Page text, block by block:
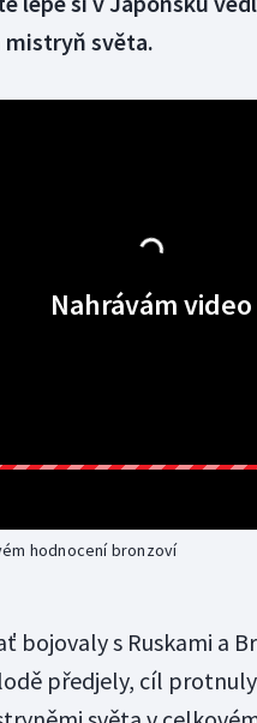
světa.
Nahrávám video
hodnocení bronzoví
bojovaly s Ruskami a
předjely, cíl